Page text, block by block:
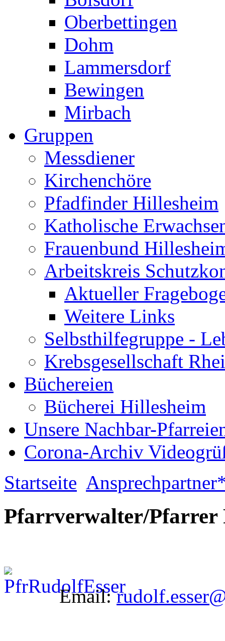
Oberbettingen
Dohm
Lammersdorf
Bewingen
Mirbach
Gruppen
Messdiener
Kirchenchöre
Pfadfinder Hillesheim
Katholische
Frauenbund
Arbeitskreis
Aktueller
Weitere Links
Selbsthilfegruppe -
Krebsgesellschaft
Büchereien
Bücherei Hillesheim
Unsere Nachbar-
Corona-Archiv
Startseite
Pfarrverwalter/Pfarrer
Email: